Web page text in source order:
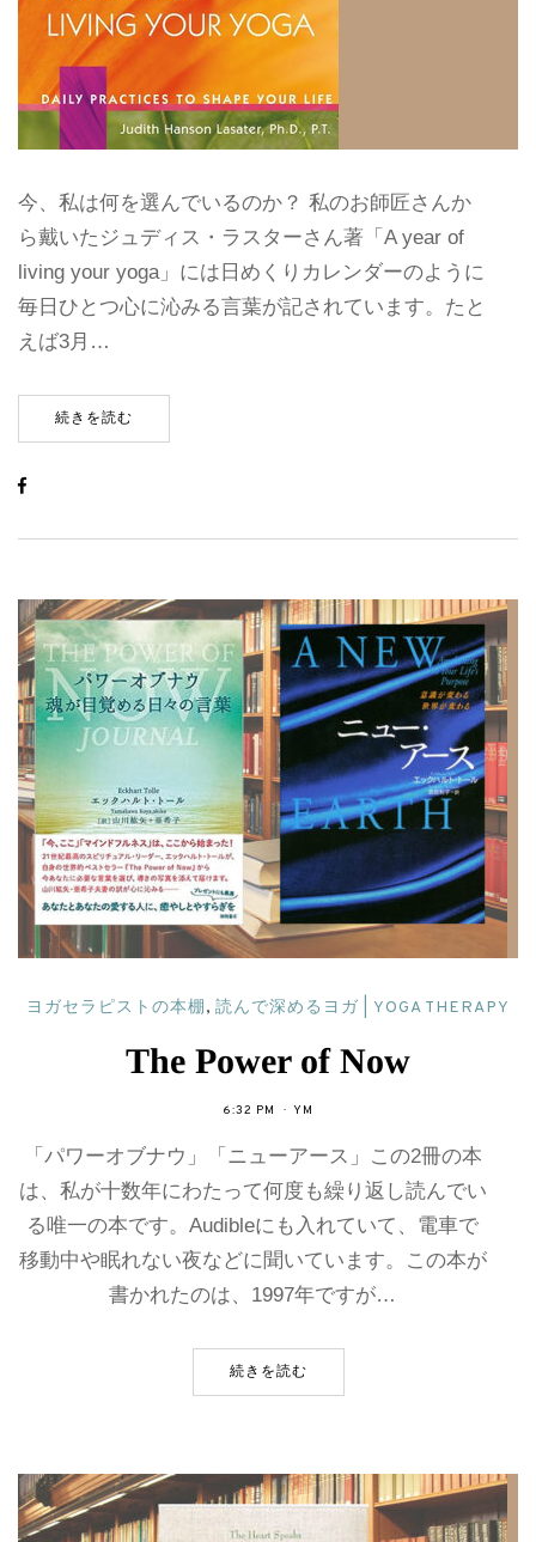
今、私は何を選んでいるのか？ 私のお師匠さんか
ら戴いたジュディス・ラスターさん著「A year of
living your yoga」には日めくりカレンダーのように
毎日ひとつ心に沁みる言葉が記されています。たと
えば3月…
続きを読む
ヨガセラピストの本棚 , 読んで深めるヨガ | YOGA THERAPY
The Power of Now
6:32 PM YM
「パワーオブナウ」「ニューアース」この2冊の本
は、私が十数年にわたって何度も繰り返し読んでい
る唯一の本です。Audibleにも入れていて、電車で
移動中や眠れない夜などに聞いています。この本が
書かれたのは、1997年ですが…
続きを読む